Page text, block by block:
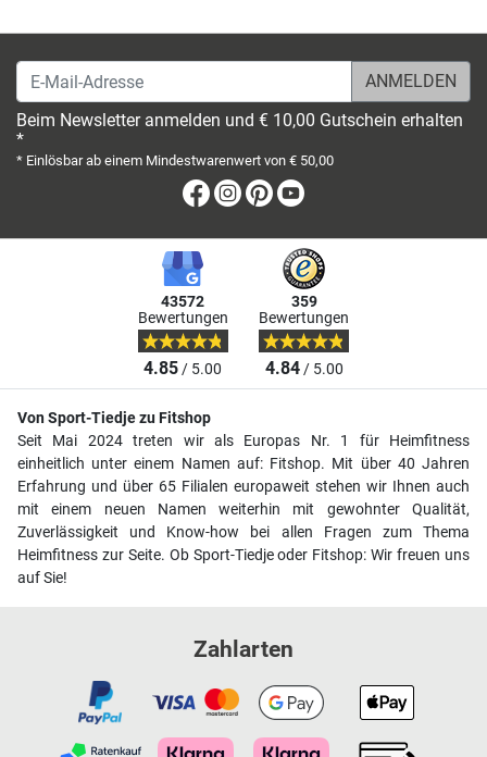
E-Mail-Adresse
Beim Newsletter anmelden und € 10,00 Gutschein erhalten
*
* Einlösbar ab einem Mindestwarenwert von € 50,00
Facebook
Instagram
Pinterest
43572
Bewertungen
4.85/ 5.00
359
Bewertungen
4.84/ 5.00
Von Sport-Tiedje zu Fitshop
Seit Mai 2024 treten wir als Europas Nr. 1 für Heimfitness
einheitlich unter einem Namen auf: Fitshop. Mit über 40 Jahren
Erfahrung und über 65 Filialen europaweit stehen wir Ihnen auch
mit einem neuen Namen weiterhin mit gewohnter Qualität,
Zuverlässigkeit und Know-how bei allen Fragen zum Thema
Heimfitness zur Seite. Ob Sport-Tiedje oder Fitshop: Wir freuen uns
auf Sie!
Zahlarten